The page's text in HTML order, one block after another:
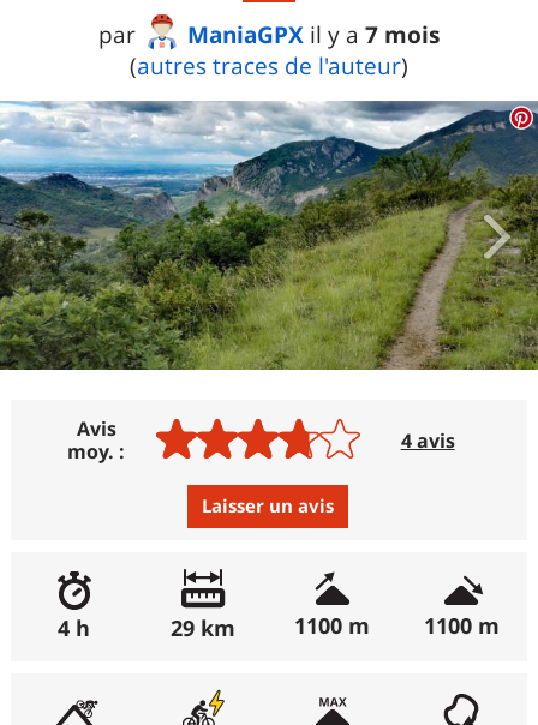
par ManiaGPX il y a 7 mois
(autres traces de l'auteur)
Avis
moy. :
4 avis
Laisser un avis
Excellent
25%
(récemment : 0%)
4 h 29 km 1100 m 1100 m